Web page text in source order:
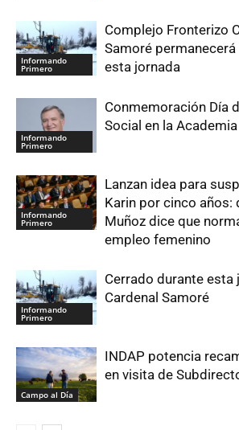
Informando
Primero
Complejo Fronterizo
Samoré
esta jornada
Informando
Primero
Conmemoración Día
Social en la Academia
Informando
Primero
Lanzan idea para
Karin por cinco años:
Muñoz dice que
empleo femenino
Informando
Primero
Cerrado durante esta
Cardenal Samoré
Campo al Día
INDAP potencia
en visita de